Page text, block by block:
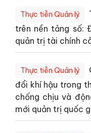
Thực tiễn Quản lý
trên nền tảng số:
quản trị tài chính
Thực tiễn Quản lý
đổi khí hậu trong
chống chịu và
mới quản trị quốc